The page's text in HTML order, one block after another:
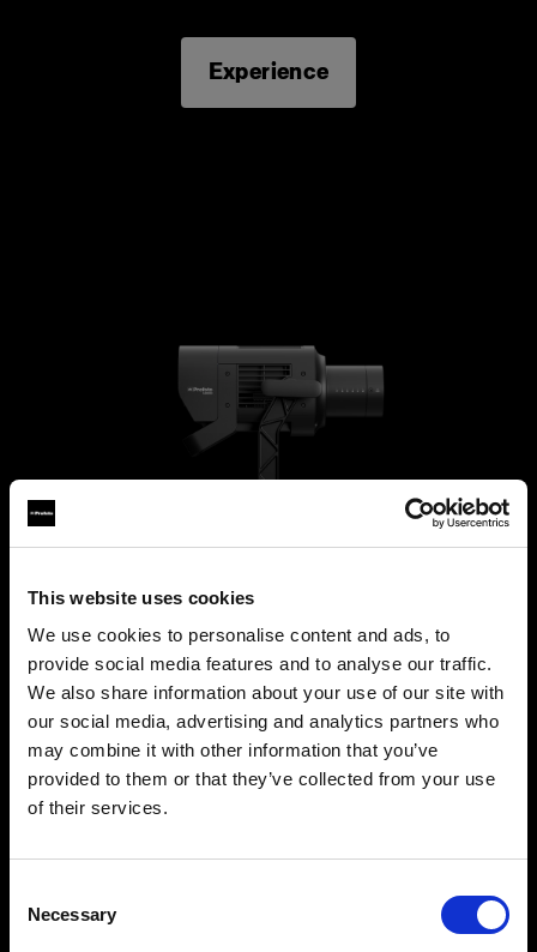
This website uses cookies
We use cookies to personalise content and ads, to
provide social media features and to analyse our traffic.
We also share information about your use of our site with
our social media, advertising and analytics partners who
may combine it with other information that you’ve
provided to them or that they’ve collected from your use
of their services.
Selection
Necessary
地域を変更しますか？
Experience
L600D
Profoto L600Dは、600Wのデイライト光をコン
パクトなオールインワン設計で実現。パワフル、
プロフェッショナルの現場に、最高のライトを。